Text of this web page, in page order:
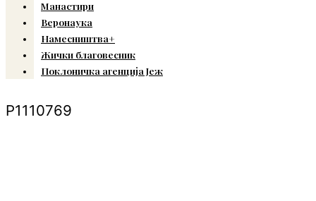
Манастири
Веронаука
Намесништва+
Жички благовесник
Поклоничка агенција Јеж
P1110769